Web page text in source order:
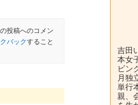
投稿へのコメン
バックすること
吉田
本女
ビン
月独
単行
親、